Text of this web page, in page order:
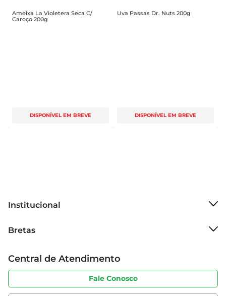
Ameixa La Violetera Seca C/
Caroço 200g
DISPONÍVEL EM BREVE
Uva Passas Dr. Nuts 200g
DISPONÍVEL EM BREVE
Institucional
Grupo Cencosud
Sobre privacidade
Portal do fornecedor
Bretas
Produtos Bretas
Código de ética
Serviços
Central de Atendimento
Fale Conosco